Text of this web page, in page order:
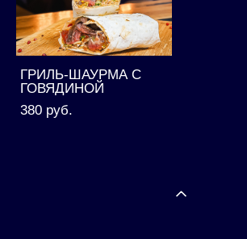
ГРИЛЬ-ШАУРМА С
ГОВЯДИНОЙ
380 pуб.